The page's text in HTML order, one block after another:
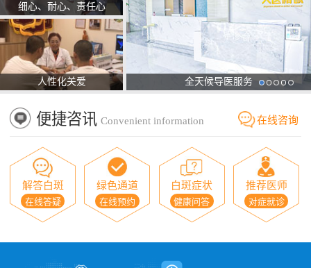
细心、耐心、责任心
人性化关爱 全天候导医服务
便捷咨讯 Convenient information 在线咨询
解答白斑
在线答疑
绿色通道
在线预约
白斑症状
健康问答
推荐医师
对症就诊